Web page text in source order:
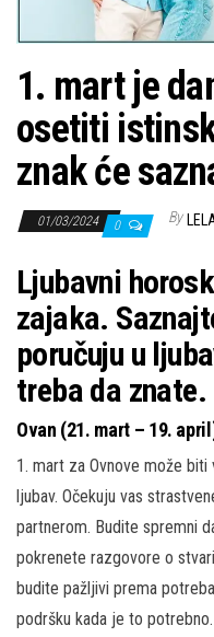
1. mart je
osetiti
znak će
01/03/2024 0 By
Ljubavni
zajaka.
poručuju u
treba da znate.
Ovan (21. mart – 19.
1. mart za Ovnove može biti
ljubav. Očekuju vas
partnerom. Budite spremni
pokrenete razgovore o
budite pažljivi prema
podršku kada je to